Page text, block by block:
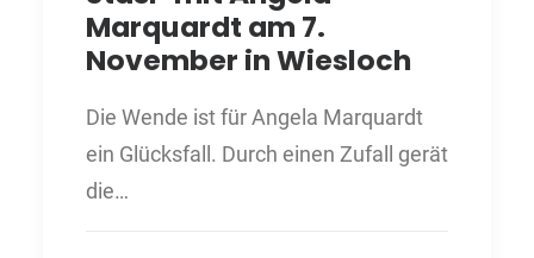
Marquardt am 7.
November in Wiesloch
Die Wende ist für Angela Marquardt
ein Glücksfall. Durch einen Zufall gerät
die…